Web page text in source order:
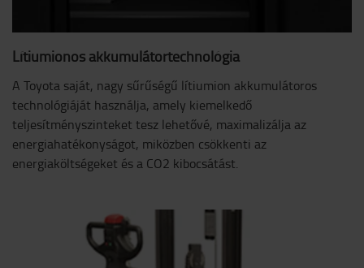
Lítiumionos akkumulátortechnológia
A Toyota saját, nagy sűrűségű lítiumion akkumulátoros
technológiáját használja, amely kiemelkedő
teljesítményszinteket tesz lehetővé, maximalizálja az
energiahatékonyságot, miközben csökkenti az
energiaköltségeket és a CO2 kibocsátást.